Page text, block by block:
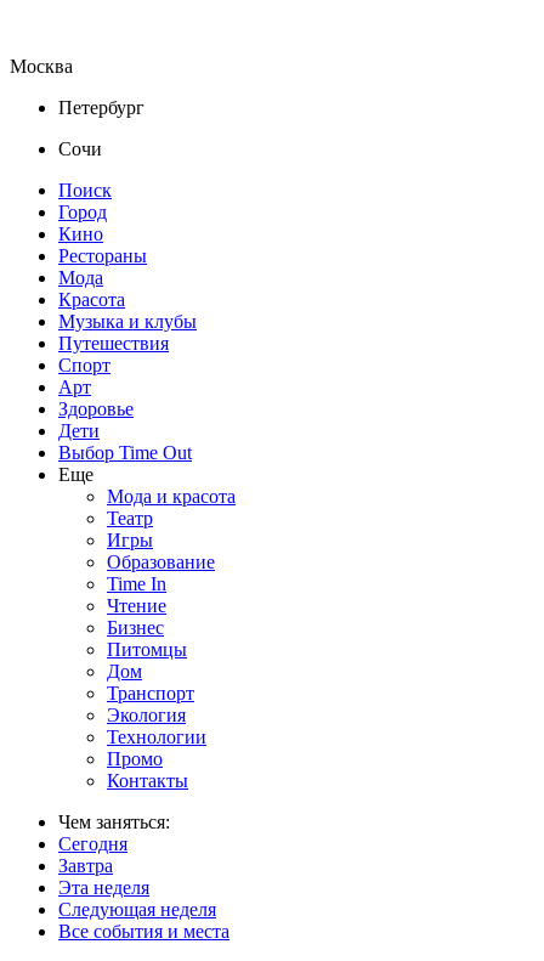
Москва
Петербург
Сочи
Поиск
Город
Кино
Рестораны
Мода
Красота
Музыка и клубы
Путешествия
Спорт
Арт
Здоровье
Дети
Выбор Time Out
Еще
Мода и красота
Театр
Игры
Образование
Time In
Чтение
Бизнес
Питомцы
Дом
Транспорт
Экология
Технологии
Промо
Контакты
Чем заняться:
Сегодня
Завтра
Эта неделя
Следующая неделя
Все события и места